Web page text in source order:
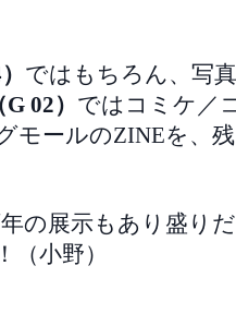
ではもちろん、写
G 02） ではコミケ／
モールのZINEを、
の展示もあり盛り
（小野）